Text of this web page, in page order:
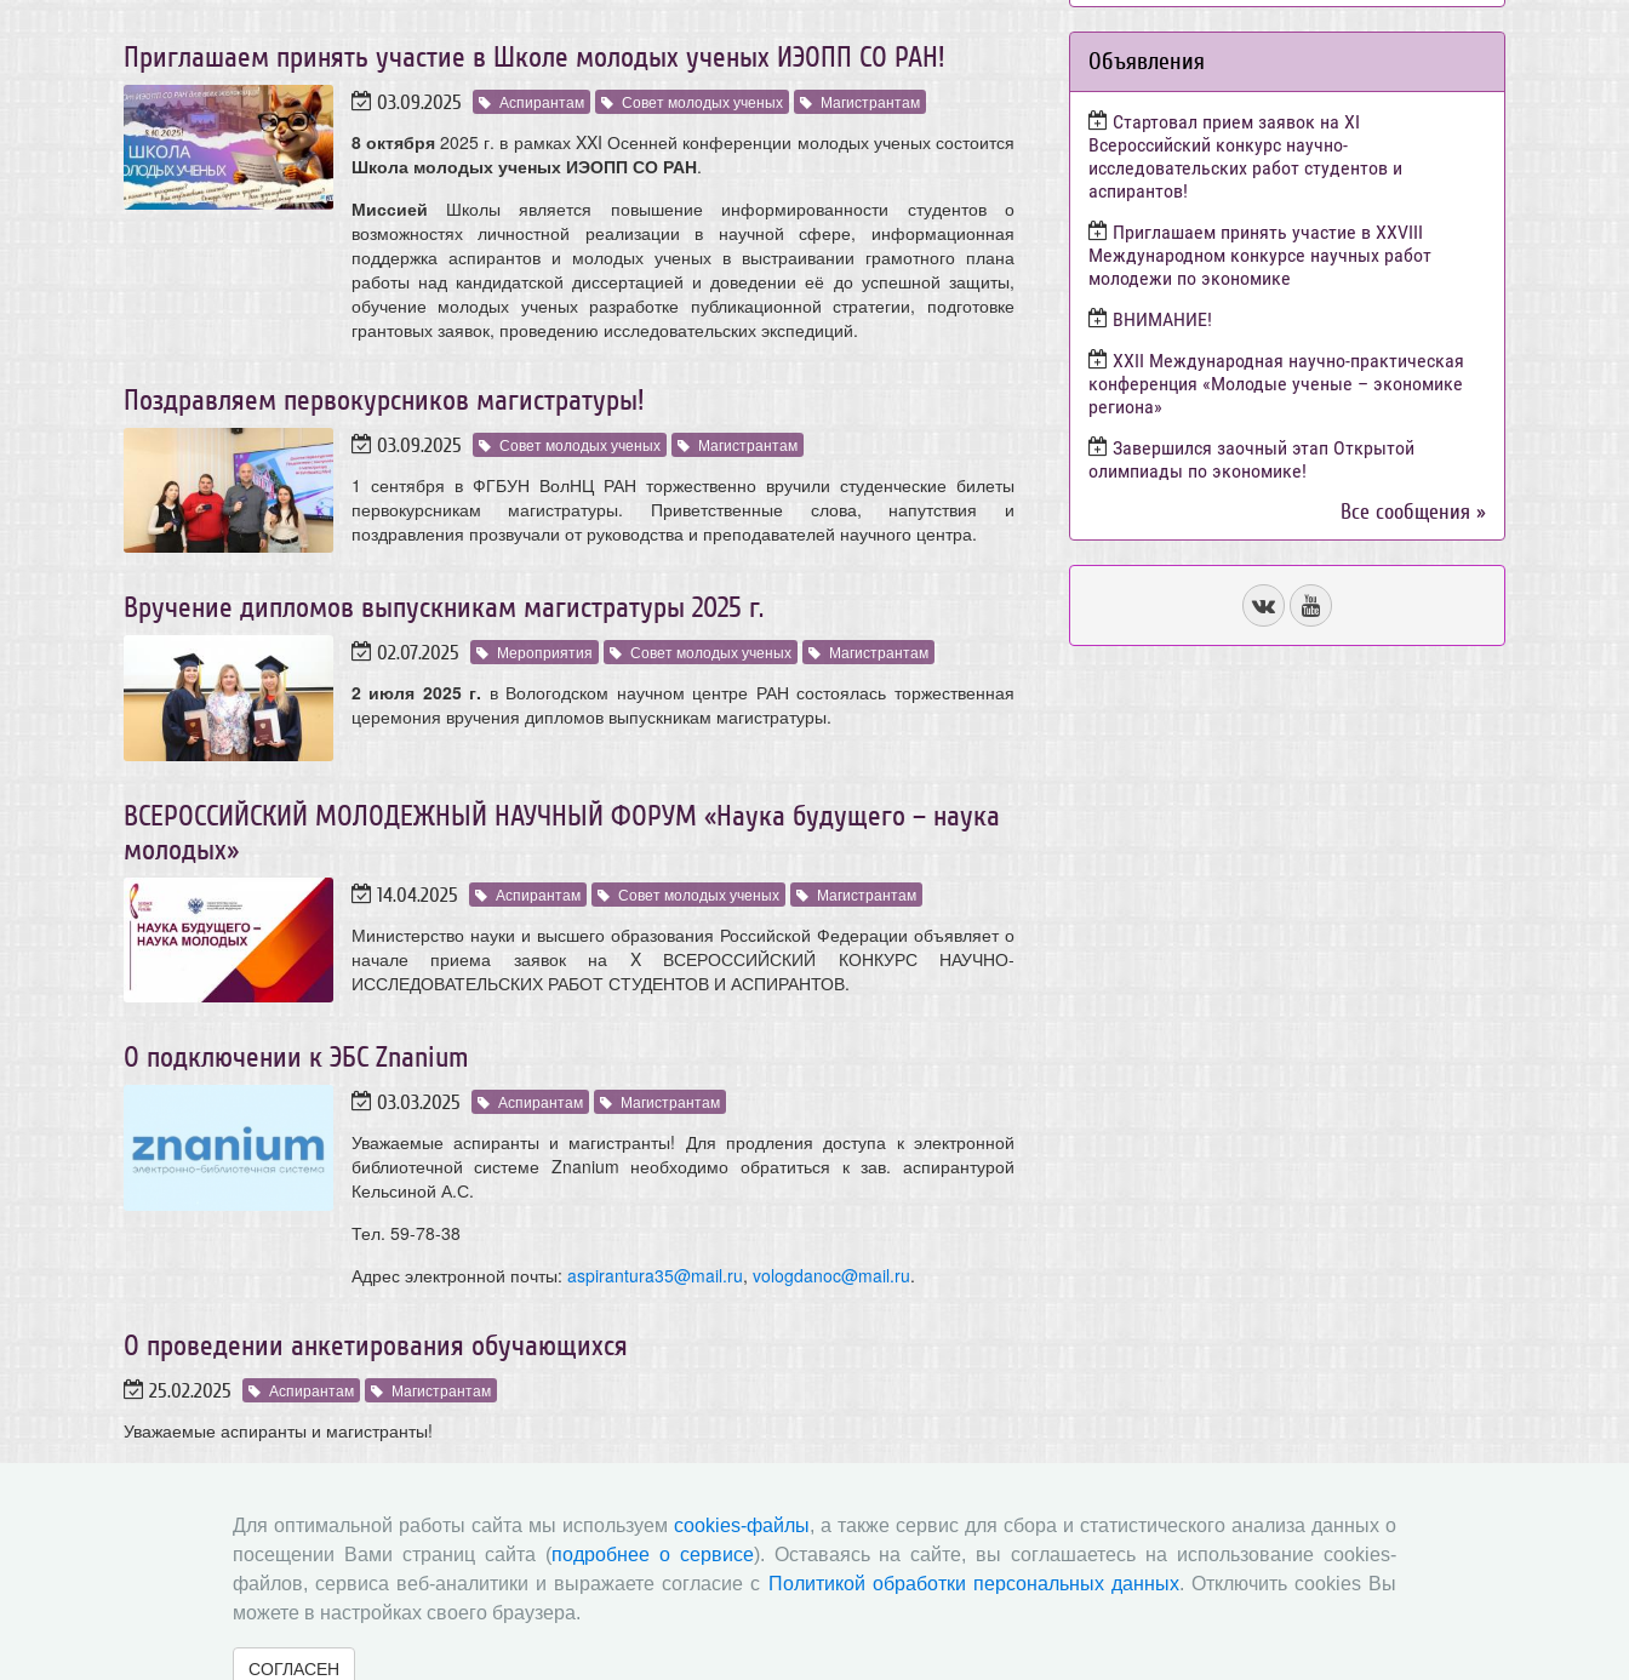
Приглашаем принять участие в Школе молодых ученых ИЭОПП СО РАН!
03.09.2025 Аспирантам Совет молодых ученых Магистрантам
8 октября2025 г. в рамках XXI Осенней конференции молодых ученых состоится
Школа молодых ученых ИЭОПП СО РАН.
Миссией Школы является повышение информированности студентов о
возможностях личностной реализации в научной сфере, информационная
поддержка аспирантов и молодых ученых в выстраивании грамотного плана
работы над кандидатской диссертацией и доведении её до успешной защиты,
обучение молодых ученых разработке публикационной стратегии, подготовке
грантовых заявок, проведению исследовательских экспедиций.
Поздравляем первокурсников магистратуры!
03.09.2025 Совет молодых ученых Магистрантам
1 сентября в ФГБУН ВолНЦ РАН торжественно вручили студенческие билеты
первокурсникам магистратуры. Приветственные слова, напутствия и
поздравления прозвучали от руководства и преподавателей научного центра.
Вручение дипломов выпускникам магистратуры 2025 г.
02.07.2025 Мероприятия Совет молодых ученых Магистрантам
2 июля 2025 г. в Вологодском научном центре РАН состоялась торжественная
церемония вручения дипломов выпускникам магистратуры.
ВСЕРОССИЙСКИЙ МОЛОДЕЖНЫЙ НАУЧНЫЙ ФОРУМ «Наука будущего – наука
молодых»
14.04.2025 Аспирантам Совет молодых ученых Магистрантам
Министерство науки и высшего образования Российской Федерации объявляет о
начале приема заявок на X ВСЕРОССИЙСКИЙ КОНКУРС НАУЧНО-
ИССЛЕДОВАТЕЛЬСКИХ РАБОТ СТУДЕНТОВ И АСПИРАНТОВ.
О подключении к ЭБС Znanium
03.03.2025 Аспирантам Магистрантам
Уважаемые аспиранты и магистранты! Для продления доступа к электронной
библиотечной системе Znanium необходимо обратиться к зав. аспирантурой
Кельсиной А.С.
Тел. 59-78-38
Адрес электронной почты: aspirantura35@mail.ru, vologdanoc@mail.ru.
О проведении анкетирования обучающихся
25.02.2025 Аспирантам Магистрантам
Уважаемые аспиранты и магистранты!
анкетирование (опрос) обучающихся образовательных организаций о качестве условий осуществления
образовательной деятельности.
Объявления
Стартовал прием заявок на XI
Всероссийский конкурс научно-
исследовательских работ студентов и
аспирантов!
Приглашаем принять участие в XXVIII
Международном конкурсе научных работ
молодежи по экономике
ВНИМАНИЕ!
ХХII Международная научно-практическая
конференция «Молодые ученые – экономике
региона»
Завершился заочный этап Открытой
олимпиады по экономике!
Все сообщения »
Для оптимальной работы сайта мы используем cookies-файлы, а также сервис для сбора и статистического анализа данных о
посещении Вами страниц сайта (подробнее о сервисе). Оставаясь на сайте, вы соглашаетесь на использование cookies-
файлов, сервиса веб-аналитики и выражаете согласие с Политикой обработки персональных данных. Отключить cookies Вы
можете в настройках своего браузера.
СОГЛАСЕН